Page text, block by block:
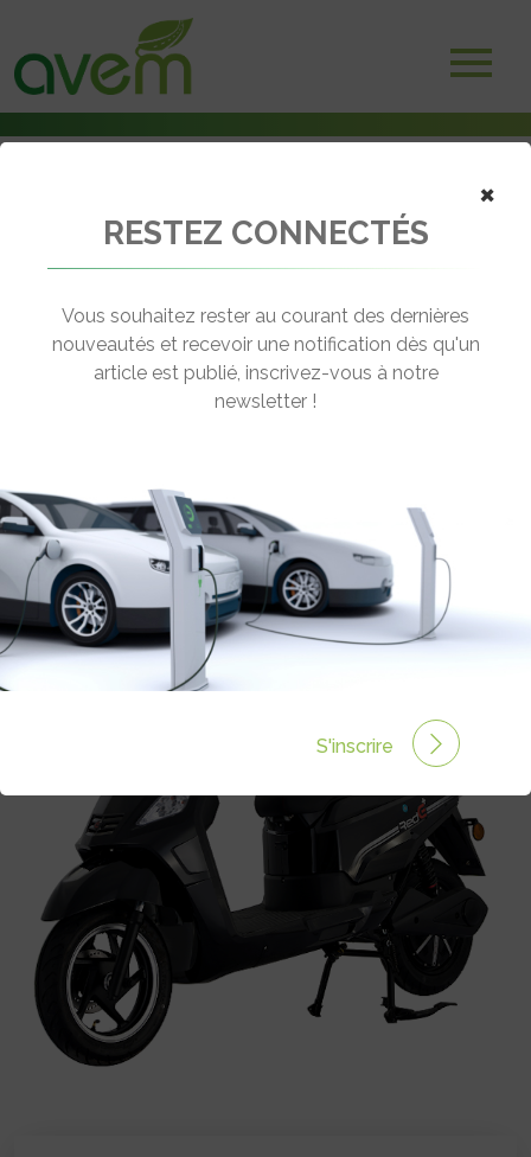
Deux-trois roues électriques
RED ELECTRIC PRO 5O
[wppr_avg_rating id="41182"]
Prix :3000€
×
RESTEZ CONNECTÉS
Vous souhaitez rester au courant des dernières
nouveautés et recevoir une notification dès qu'un
article est publié, inscrivez-vous à notre
newsletter !
S'inscrire